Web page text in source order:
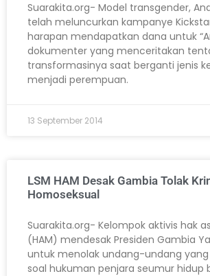
Suarakita.org- Model transgender,
telah meluncurkan kampanye
harapan mendapatkan dana untuk
dokumenter yang menceritakan
transformasinya saat berganti jenis
menjadi perempuan.
13 September 2014
LSM HAM Desak Gambia Tolak
Homoseksual
Suarakita.org- Kelompok aktivis hak
(HAM) mendesak Presiden Gambia
untuk menolak undang-undang
soal hukuman penjara seumur hidup